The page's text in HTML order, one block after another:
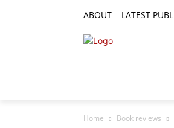
ABOUT LATEST
Home Book reviews